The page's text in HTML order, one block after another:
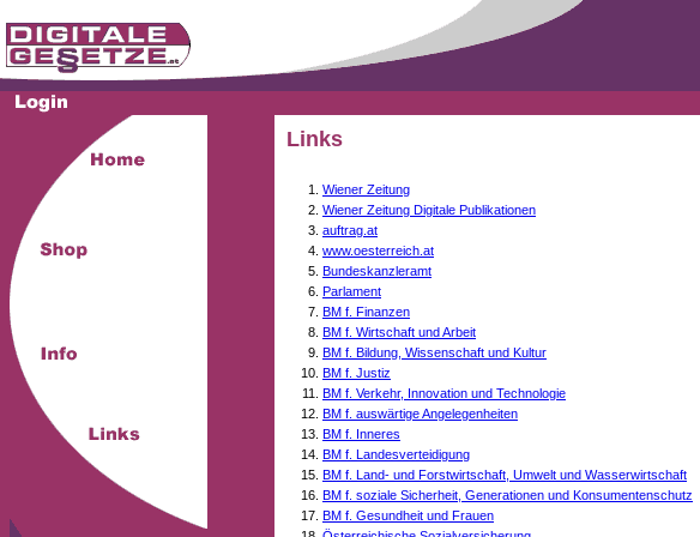
Links
Wiener Zeitung
Wiener Zeitung Digitale Publikationen
auftrag.at
www.oesterreich.at
Bundeskanzleramt
Parlament
BM f. Finanzen
BM f. Wirtschaft und Arbeit
BM f. Bildung, Wissenschaft und Kultur
BM f. Justiz
BM f. Verkehr, Innovation und Technologie
BM f. auswärtige Angelegenheiten
BM f. Inneres
BM f. Landesverteidigung
BM f. Land- und Forstwirtschaft, Umwelt und Wasserwirtschaft
BM f. soziale Sicherheit, Generationen und Konsumentenschutz
BM f. Gesundheit und Frauen